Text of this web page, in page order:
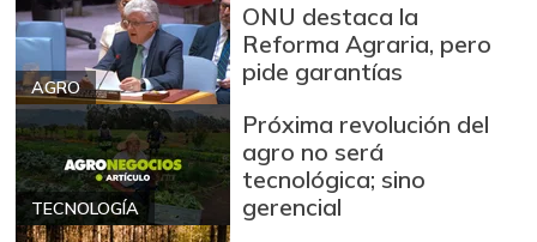
AGRO
ONU destaca la
Reforma Agraria, pero
pide garantías
TECNOLOGÍA
Próxima revolución del
agro no será
tecnológica; sino
gerencial